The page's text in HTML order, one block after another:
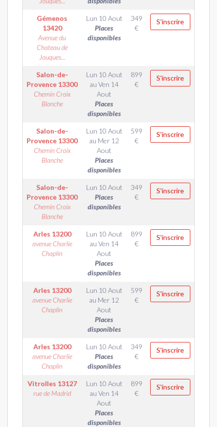
Gémenos
13420
Avenue du
Chateau de
Jouques...
Lun 10 Aout
Places
disponibles
349
€
S'inscrire
Salon-de-
Provence 13300
Chemin Croix
Blanche
Lun 10 Aout
au Ven 14
Aout
Places
disponibles
899
€
S'inscrire
Salon-de-
Provence 13300
Chemin Croix
Blanche
Lun 10 Aout
au Mer 12
Aout
Places
disponibles
599
€
S'inscrire
Salon-de-
Provence 13300
Chemin Croix
Blanche
Lun 10 Aout
Places
disponibles
349
€
S'inscrire
Arles 13200
avenue Charlie
Chaplin
Lun 10 Aout
au Ven 14
Aout
Places
disponibles
899
€
S'inscrire
Arles 13200
avenue Charlie
Chaplin
Lun 10 Aout
au Mer 12
Aout
Places
disponibles
599
€
S'inscrire
Arles 13200
avenue Charlie
Chaplin
Lun 10 Aout
Places
disponibles
349
€
S'inscrire
Vitrolles 13127
rue de Madrid
Lun 10 Aout
au Ven 14
Aout
Places
disponibles
899
€
S'inscrire